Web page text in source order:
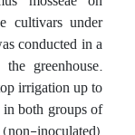
cultivars under
conducted in a
greenhouse.
irrigation up to
in both groups of